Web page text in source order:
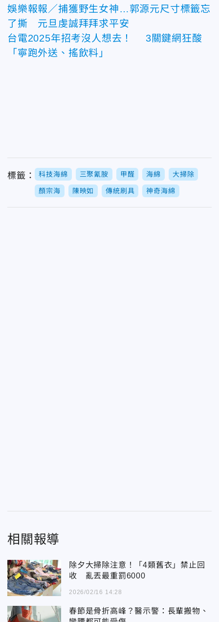
娛樂報報／捕獲野生女神…郭源元尺寸標籤忘
了撕 元旦虔誠拜拜求平安
台電2025年招考沒人想去！ 3關鍵網狂酸
「寧跑外送、搖飲料」
標籤： 科技海綿 三聚氰胺 甲醛 海綿 大掃除
顏宗海 陳映如 傳統刷具 神奇海綿
相關報導
除夕大掃除注意！「4類舊衣」禁止回
收 亂丟最重罰6000
2026/02/16 14:28
春節是骨折高峰？醫示警：長輩搬物、